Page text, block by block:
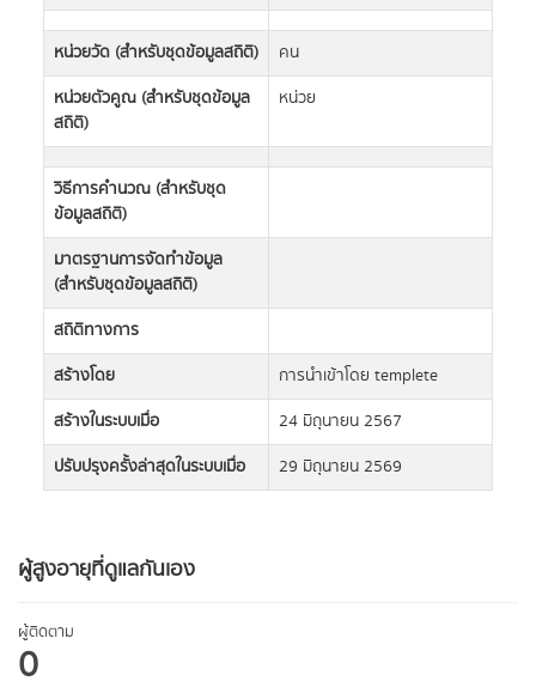
ผู้สูงอายุที่ดูแลกันเอง
ผู้ติดตาม
0
หน่วยวัด (สำหรับชุดข้อมูลสถิติ)
คน
หน่วยตัวคูณ (สำหรับชุดข้อมูล
สถิติ)
หน่วย
วิธีการคำนวณ (สำหรับชุด
ข้อมูลสถิติ)
มาตรฐานการจัดทำข้อมูล
(สำหรับชุดข้อมูลสถิติ)
สถิติทางการ
สร้างโดย
การนำเข้าโดย templete
สร้างในระบบเมื่อ
24 มิถุนายน 2567
ปรับปรุงครั้งล่าสุดในระบบเมื่อ
29 มิถุนายน 2569